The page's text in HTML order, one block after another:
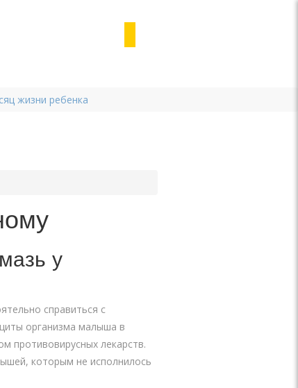
жизни ребенка
у
справиться с
организма малыша в
противовирусных лекарств.
которым не исполнилось